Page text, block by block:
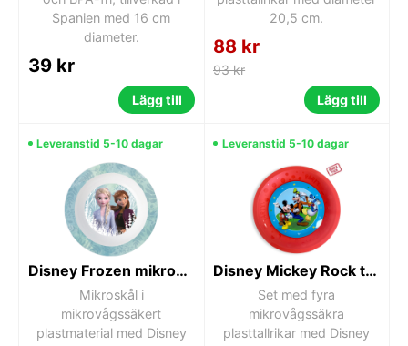
Spanien med 16 cm
diameter.
39 kr
Lägg till
20,5 cm.
88 kr
93 kr
Lägg till
Leveranstid 5-10 dagar
Disney Frozen mikroskål
Mikroskål i
mikrovågssäkert
plastmaterial med Disney
Leveranstid 5-10 dagar
Disney Mickey Rock the House mikrovågssäkra plasttallrikar, 4-pack 21 cm
Set med fyra
mikrovågssäkra
plasttallrikar med Disney